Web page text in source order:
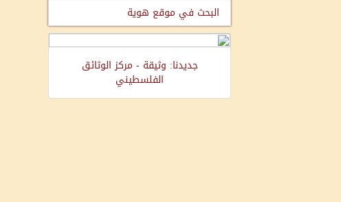
البحث في موقع هوية
جديدنا: وثيقة - مركز الوثائق
الفلسطيني